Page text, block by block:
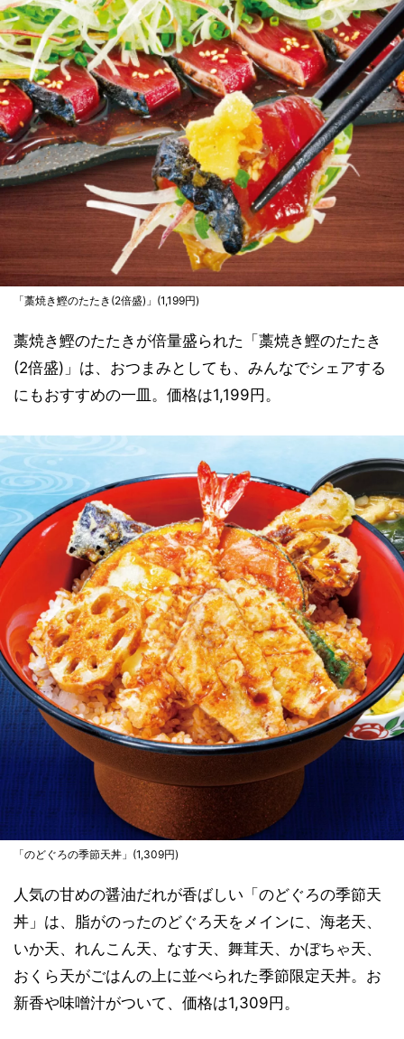
「藁焼き鰹のたたき(2倍盛)」(1,199円)
藁焼き鰹のたたきが倍量盛られた「藁焼き鰹のたたき
(2倍盛)」は、おつまみとしても、みんなでシェアする
にもおすすめの一皿。価格は1,199円。
「のどぐろの季節天丼」(1,309円)
人気の甘めの醤油だれが香ばしい「のどぐろの季節天
丼」は、脂がのったのどぐろ天をメインに、海老天、
いか天、れんこん天、なす天、舞茸天、かぼちゃ天、
おくら天がごはんの上に並べられた季節限定天丼。お
新香や味噌汁がついて、価格は1,309円。